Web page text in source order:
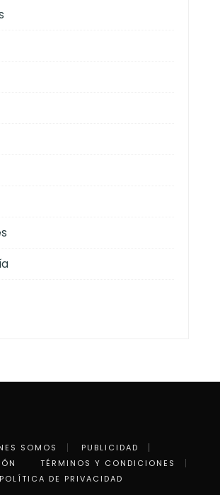
SOMOS
PUBLICIDAD
TÉRMINOS Y CONDICIONES
POLÍTICA DE PRIVACIDAD